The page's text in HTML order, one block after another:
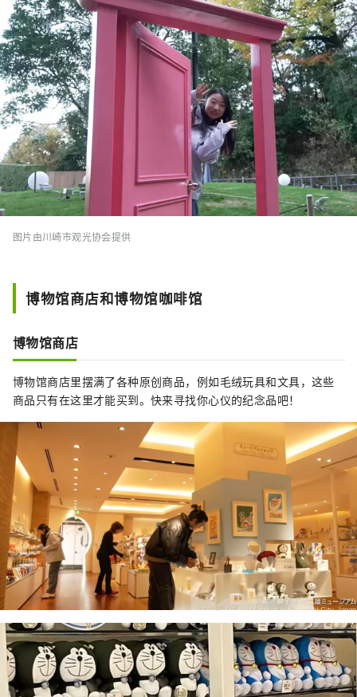
图片由川崎市观光协会提供
博物馆商店和博物馆咖啡馆
博物馆商店
博物馆商店里摆满了各种原创商品，例如毛绒玩具和文具，这些
商品只有在这里才能买到。快来寻找你心仪的纪念品吧！